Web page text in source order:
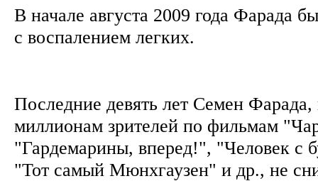
В начале августа 2009 года Фарада
с воспалением легких.
Последние девять лет Семен Фарада,
миллионам зрителей по фильмам
"Гардемарины, вперед!", "Человек с
"Тот самый Мюнхгаузен" и др., не